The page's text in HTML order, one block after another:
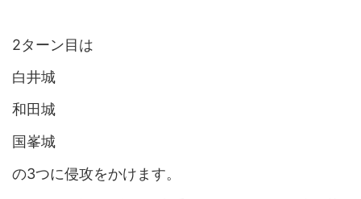
2ターン目は
白井城
和田城
国峯城
の3つに侵攻をかけます。